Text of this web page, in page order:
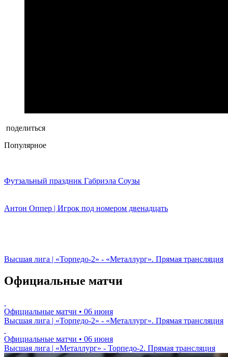
поделиться
Популярное
Футзальный праздник Габриэла Соузы
Антон Оппер | Игрок под номером двенадцать
Высшая лига | «Торпедо-2» - «Металлург». Прямая трансляция
Официальные матчи
Официальные матчи • 06 июня
Высшая лига | «Торпедо-2» - «Металлург». Прямая трансляция
Официальные матчи • 06 июня
Высшая лига | «Металлург» - Торпедо-2. Прямая трансляция